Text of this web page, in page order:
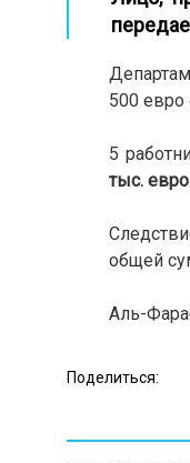
500
5
тыс.
общей
Аль-
Поделиться: